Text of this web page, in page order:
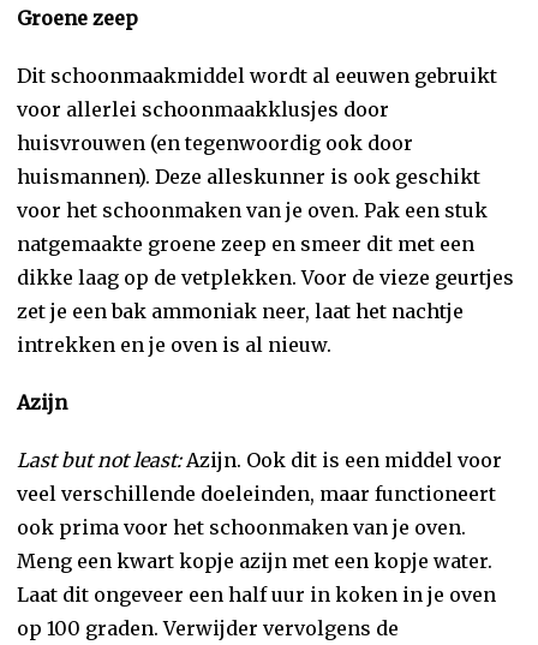
Groene zeep
Dit schoonmaakmiddel wordt al eeuwen gebruikt
voor allerlei schoonmaakklusjes door
huisvrouwen (en tegenwoordig ook door
huismannen). Deze alleskunner is ook geschikt
voor het schoonmaken van je oven. Pak een stuk
natgemaakte groene zeep en smeer dit met een
dikke laag op de vetplekken. Voor de vieze geurtjes
zet je een bak ammoniak neer, laat het nachtje
intrekken en je oven is al nieuw.
Azijn
Last but not least:Azijn. Ook dit is een middel voor
veel verschillende doeleinden, maar functioneert
ook prima voor het schoonmaken van je oven.
Meng een kwart kopje azijn met een kopje water.
Laat dit ongeveer een half uur in koken in je oven
op 100 graden. Verwijder vervolgens de